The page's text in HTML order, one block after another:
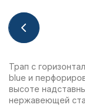
Трап с
blue и
высоте
нержавеющей